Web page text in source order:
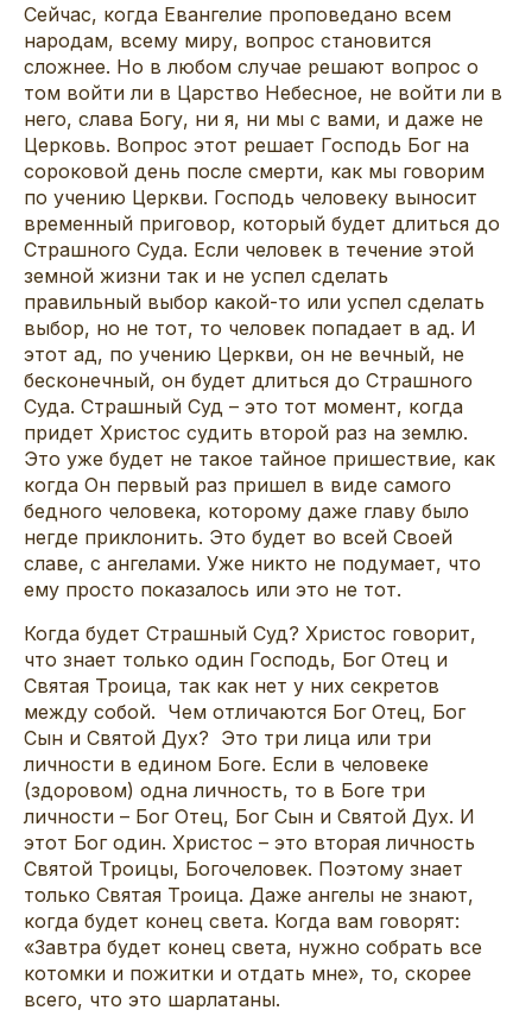
Сейчас, когда Евангелие проповедано всем
народам, всему миру, вопрос становится
сложнее. Но в любом случае решают вопрос о
том войти ли в Царство Небесное, не войти ли в
него, слава Богу, ни я, ни мы с вами, и даже не
Церковь. Вопрос этот решает Господь Бог на
сороковой день после смерти, как мы говорим
по учению Церкви. Господь человеку выносит
временный приговор, который будет длиться до
Страшного Суда. Если человек в течение этой
земной жизни так и не успел сделать
правильный выбор какой-то или успел сделать
выбор, но не тот, то человек попадает в ад. И
этот ад, по учению Церкви, он не вечный, не
бесконечный, он будет длиться до Страшного
Суда. Страшный Суд – это тот момент, когда
придет Христос судить второй раз на землю.
Это уже будет не такое тайное пришествие, как
когда Он первый раз пришел в виде самого
бедного человека, которому даже главу было
негде приклонить. Это будет во всей Своей
славе, с ангелами. Уже никто не подумает, что
ему просто показалось или это не тот.
Когда будет Страшный Суд? Христос говорит,
что знает только один Господь, Бог Отец и
Святая Троица, так как нет у них секретов
между собой. Чем отличаются Бог Отец, Бог
Сын и Святой Дух? Это три лица или три
личности в едином Боге. Если в человеке
(здоровом) одна личность, то в Боге три
личности – Бог Отец, Бог Сын и Святой Дух. И
этот Бог один. Христос – это вторая личность
Святой Троицы, Богочеловек. Поэтому знает
только Святая Троица. Даже ангелы не знают,
когда будет конец света. Когда вам говорят:
«Завтра будет конец света, нужно собрать все
котомки и пожитки и отдать мне», то, скорее
всего, что это шарлатаны.